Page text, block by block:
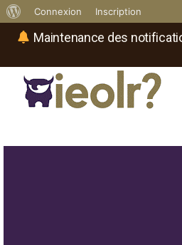
Maintenance des
propos
WordPress
Connexion Inscription
où